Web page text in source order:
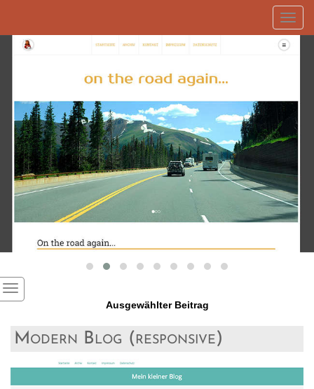
Ausgewählter Beitrag
Modern Blog (responsive)